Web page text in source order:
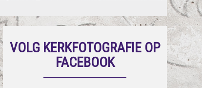
VOLG KERKFOTOGRAFIE OP
FACEBOOK